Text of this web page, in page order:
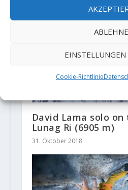
EINSTELLUNGEN
Cookie-Richtlinie
David Lama solo
Lunag Ri (6905 m)
31. Oktober 2018